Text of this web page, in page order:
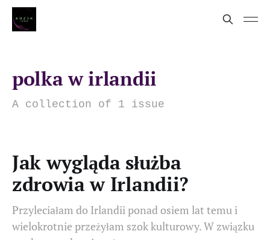
polka w irlandii
A collection of 1 issue
Jak wygląda służba
zdrowia w Irlandii?
Przyleciałam do Irlandii ponad osiem lat temu i
wielokrotnie przeżyłam szok kulturowy. W związku